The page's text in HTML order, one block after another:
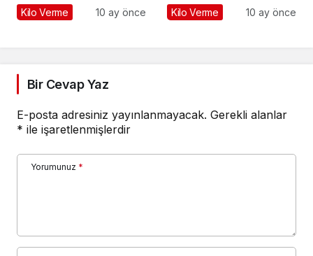
Kilo Verme 10 ay önce Kilo Verme 10 ay önce
Bir Cevap Yaz
E-posta adresiniz yayınlanmayacak. Gerekli alanlar
* ile işaretlenmişlerdir
Yorumunuz *